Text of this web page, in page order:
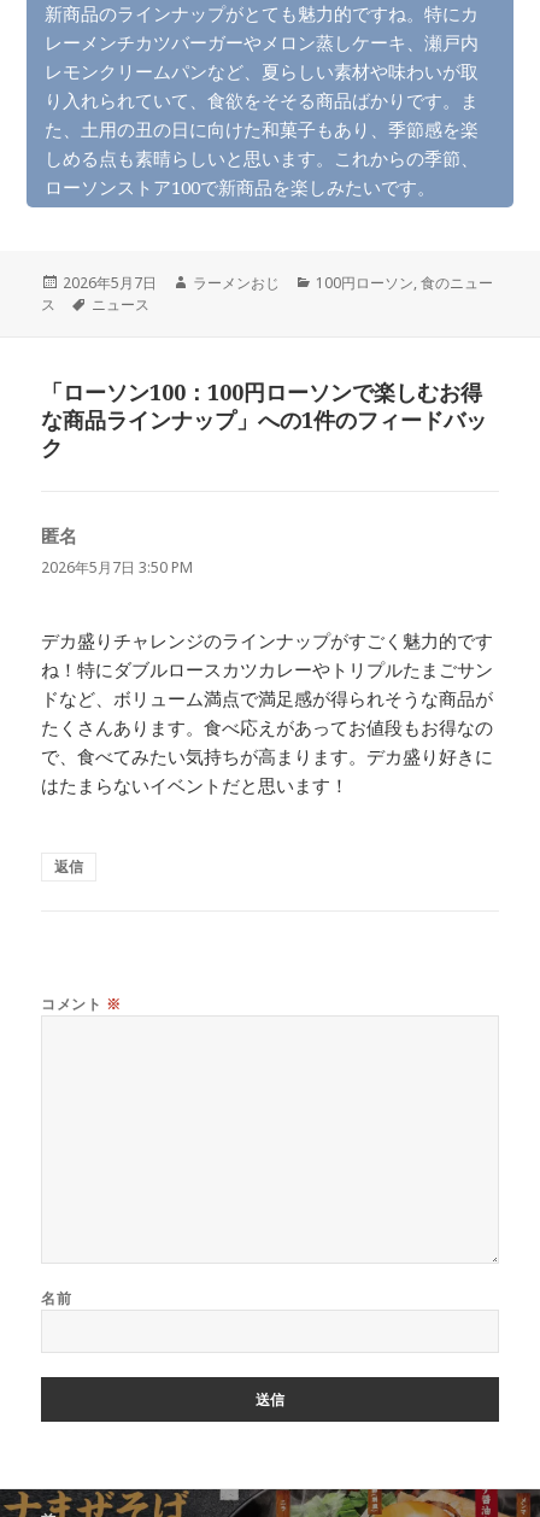
新商品のラインナップがとても魅力的ですね。特にカ
レーメンチカツバーガーやメロン蒸しケーキ、瀬戸内
レモンクリームパンなど、夏らしい素材や味わいが取
り入れられていて、食欲をそそる商品ばかりです。ま
た、土用の丑の日に向けた和菓子もあり、季節感を楽
しめる点も素晴らしいと思います。これからの季節、
ローソンストア100で新商品を楽しみたいです。
投
稿
2026年5月7日
作
ラーメンおじ
カ
100円ローソン,食のニュー
ス
タ
ニュース
「ローソン100：100円ローソンで楽しむお得
な商品ラインナップ」への1件のフィードバッ
ク
匿名
り:
2026年5月7日 3:50 PM
デカ盛りチャレンジのラインナップがすごく魅力的です
ね！特にダブルロースカツカレーやトリプルたまごサン
ドなど、ボリューム満点で満足感が得られそうな商品が
たくさんあります。食べ応えがあってお値段もお得なの
で、食べてみたい気持ちが高まります。デカ盛り好きに
はたまらないイベントだと思います！
返信
コメント ※
名前
投